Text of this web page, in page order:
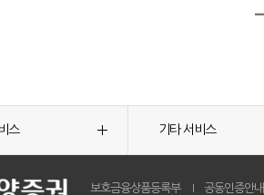
스 기타 서비스
보호금융상품등록부 공동인증안내